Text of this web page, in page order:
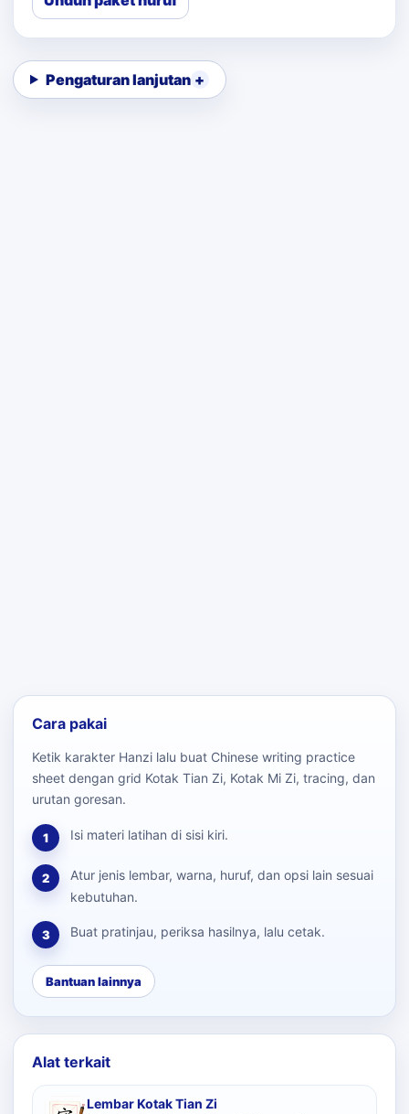
Pengaturan lanjutan
Cara pakai
Ketik karakter Hanzi lalu buat Chinese writing practice
sheet dengan grid Kotak Tian Zi, Kotak Mi Zi, tracing, dan
urutan goresan.
1 Isi materi latihan di sisi kiri.
2
Atur jenis lembar, warna, huruf, dan opsi lain sesuai
kebutuhan.
3 Buat pratinjau, periksa hasilnya, lalu cetak.
Bantuan lainnya
Alat terkait
Lembar Kotak Tian Zi